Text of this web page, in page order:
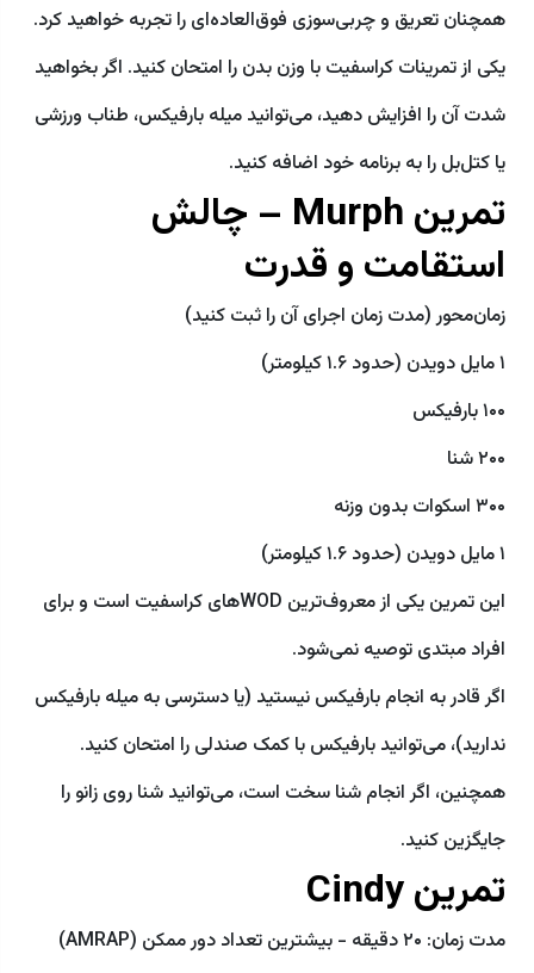
همچنان تعریق و چربی‌سوزی فوق‌العاده‌ای را تجربه خواهید کرد.
یکی از تمرینات کراسفیت با وزن بدن را امتحان کنید. اگر بخواهید
شدت آن را افزایش دهید، می‌توانید میله بارفیکس، طناب ورزشی
یا کتل‌بل را به برنامه خود اضافه کنید.
تمرین Murph – چالش
استقامت و قدرت
زمان‌محور (مدت زمان اجرای آن را ثبت کنید)
۱ مایل دویدن (حدود ۱.۶ کیلومتر)
۱۰۰ بارفیکس
۲۰۰ شنا
۳۰۰ اسکوات بدون وزنه
۱ مایل دویدن (حدود ۱.۶ کیلومتر)
این تمرین یکی از معروف‌ترین WODهای کراسفیت است و برای
افراد مبتدی توصیه نمی‌شود.
اگر قادر به انجام بارفیکس نیستید (یا دسترسی به میله بارفیکس
ندارید)، می‌توانید بارفیکس با کمک صندلی را امتحان کنید.
همچنین، اگر انجام شنا سخت است، می‌توانید شنا روی زانو را
جایگزین کنید.
تمرین Cindy
مدت زمان: ۲۰ دقیقه - بیشترین تعداد دور ممکن (AMRAP)